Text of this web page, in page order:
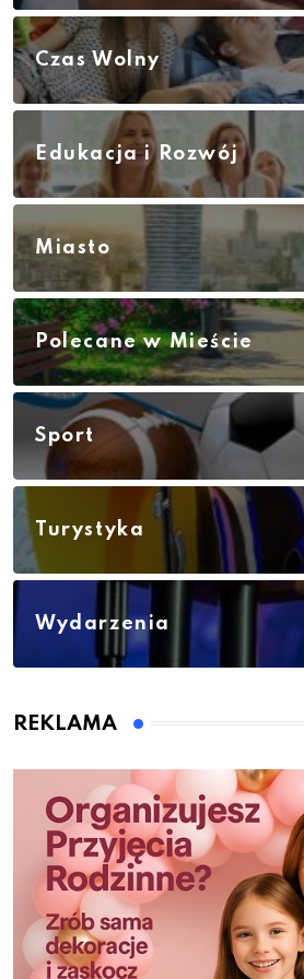
Czas Wolny
Edukacja i Rozwój
Miasto
Polecane w Mieście
Sport
Turystyka
Wydarzenia
REKLAMA